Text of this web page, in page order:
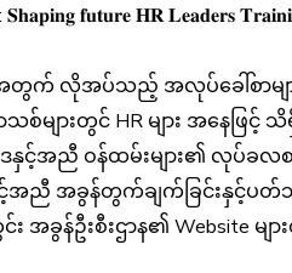
𝐒𝐡𝐚𝐩𝐢𝐧𝐠 𝐟𝐮𝐭𝐮𝐫𝐞 𝐇𝐑
က် လိုအပ်သည့် အလုပ်ခေါ်စာများ
ျားတွင် HR များ အနေဖြင့်
ညီ ဝန်ထမ်းများ၏ လုပ်ခလစာ
အညီ အခွန်တွက်ချက်ခြင်းနှင့်ပတ်
အခွန်ဦးစီးဌာန၏ Website